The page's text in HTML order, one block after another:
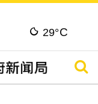
29°C
搜寻